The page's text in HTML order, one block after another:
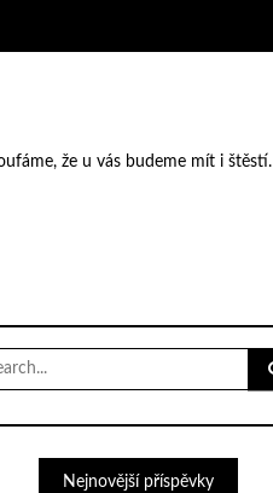
že u vás budeme mít i štěstí.
Nejnovější příspěvky